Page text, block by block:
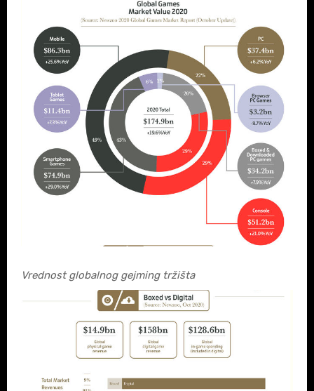
Vrednost globalnog gejming tržišta